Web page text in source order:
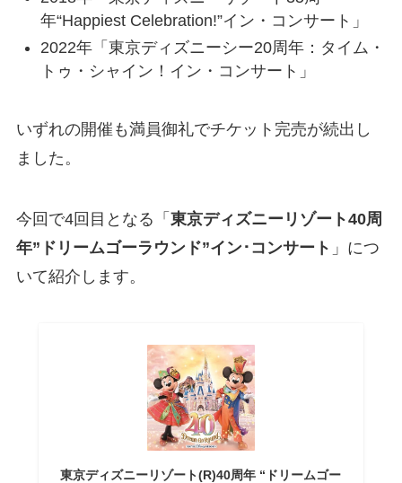
年“Happiest Celebration!”イン・コンサート」
2022年「東京ディズニーシー20周年：タイム・
トゥ・シャイン！イン・コンサート」
いずれの開催も満員御礼でチケット完売が続出し
ました。
今回で4回目となる「 東京ディズニーリゾート40周
年”ドリームゴーラウンド”イン･コンサート 」につ
いて紹介します。
東京ディズニーリゾート(R)40周年 “ドリームゴー